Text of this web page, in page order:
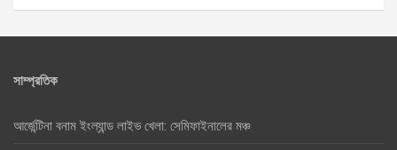
সাম্প্রতিক
আর্জেন্টিনা বনাম ইংল্যান্ড লাইভ খেলা: সেমিফাইনালের মঞ্চ